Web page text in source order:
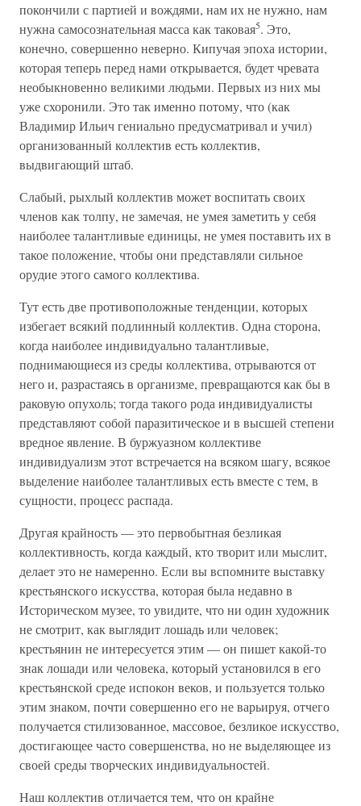
покончили с партией и вождями, нам их не нужно, нам
нужна самосознательная масса как таковая5. Это,
конечно, совершенно неверно. Кипучая эпоха истории,
которая теперь перед нами открывается, будет чревата
необыкновенно великими людьми. Первых из них мы
уже схоронили. Это так именно потому, что (как
Владимир Ильич гениально предусматривал и учил)
организованный коллектив есть коллектив,
выдвигающий штаб.
Слабый, рыхлый коллектив может воспитать своих
членов как толпу, не замечая, не умея заметить у себя
наиболее талантливые единицы, не умея поставить их в
такое положение, чтобы они представляли сильное
орудие этого самого коллектива.
Тут есть две противоположные тенденции, которых
избегает всякий подлинный коллектив. Одна сторона,
когда наиболее индивидуально талантливые,
поднимающиеся из среды коллектива, отрываются от
него и, разрастаясь в организме, превращаются как бы в
раковую опухоль; тогда такого рода индивидуалисты
представляют собой паразитическое и в высшей степени
вредное явление. В буржуазном коллективе
индивидуализм этот встречается на всяком шагу, всякое
выделение наиболее талантливых есть вместе с тем, в
сущности, процесс распада.
Другая крайность — это первобытная безликая
коллективность, когда каждый, кто творит или мыслит,
делает это не намеренно. Если вы вспомните выставку
крестьянского искусства, которая была недавно в
Историческом музее, то увидите, что ни один художник
не смотрит, как выглядит лошадь или человек;
крестьянин не интересуется этим — он пишет какой-то
знак лошади или человека, который установился в его
крестьянской среде испокон веков, и пользуется только
этим знаком, почти совершенно его не варьируя, отчего
получается стилизованное, массовое, безликое искусство,
достигающее часто совершенства, но не выделяющее из
своей среды творческих индивидуальностей.
Наш коллектив отличается тем, что он крайне